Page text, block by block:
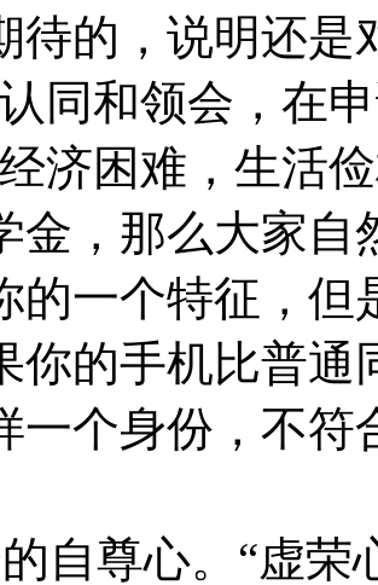
待的，说明还
同和领会，在
济困难，生活
金，那么大家
的一个特征，
你的手机比普通
一个身份，不符
自尊心。“虚